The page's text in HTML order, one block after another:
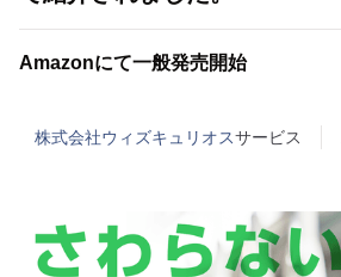
Amazonにて一般発売開始
株式会社ウィズキュリオスサービス